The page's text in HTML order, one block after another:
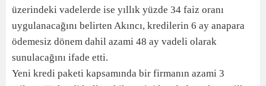
üzerindeki vadelerde ise yıllık yüzde 34 faiz oranı
uygulanacağını belirten Akıncı, kredilerin 6 ay anapara
ödemesiz dönem dahil azami 48 ay vadeli olarak
sunulacağını ifade etti.
Yeni kredi paketi kapsamında bir firmanın azami 3